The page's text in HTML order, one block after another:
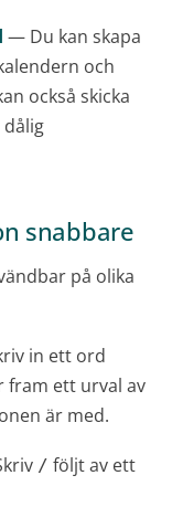
— Du kan skapa
och
också skicka
snabbare
på olika
in ett ord
fram ett urval av
är med.
/ följt av ett